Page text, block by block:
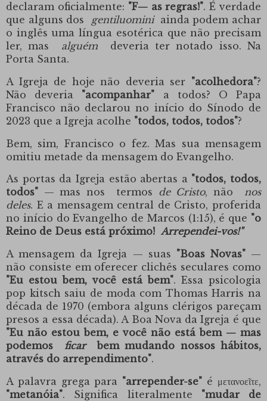
declaram oficialmente: "F— as regras!". É verdade
que alguns dos gentiluomini ainda podem achar
o inglês uma língua esotérica que não precisam
ler, mas alguém
deveria ter notado isso. Na
Porta Santa.
A Igreja de hoje não deveria ser "acolhedora"?
Não deveria "acompanhar" a todos? O Papa
Francisco não declarou no início do Sínodo de
2023 que a Igreja acolhe "todos, todos, todos"?
Bem, sim, Francisco o fez. Mas sua mensagem
omitiu metade da mensagem do Evangelho.
As portas da Igreja estão abertas a "todos, todos,
todos" — mas nos termos de Cristo, nãonos
deles. E a mensagem central de Cristo, proferida
no início do Evangelho de Marcos (1:15), é que "o
Reino de Deus está próximo! Arrependei-vos!"
A mensagem da Igreja — suas "Boas Novas"—
não consiste em oferecer clichês seculares como
"Eu estou bem, você está bem". Essa psicologia
pop kitsch saiu de moda com Thomas Harris na
década de 1970 (embora alguns clérigos pareçam
presos a essa década). A Boa Nova da Igreja é que
"Eu não estou bem, e você não está bem — mas
podemos ficar
bem mudando nossos hábitos,
através do arrependimento".
A palavra grega para "arrepender-se" é μετανοεῖτε,
"metanóia". Significa literalmente "mudar de